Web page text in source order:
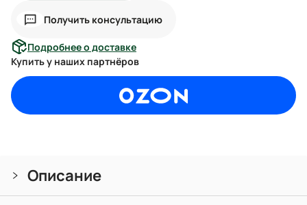
Получить консультацию
Подробнее о доставке
Купить у наших партнёров
Описание